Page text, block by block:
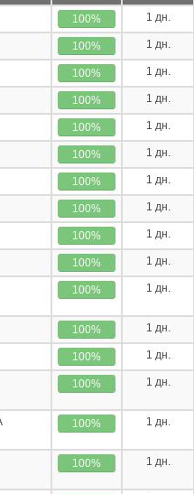
100% 1 дн.
100% 1 дн.
100% 1 дн.
100% 1 дн.
100% 1 дн.
100% 1 дн.
100% 1 дн.
100% 1 дн.
100% 1 дн.
100% 1 дн.
100% 1 дн.
100% 1 дн.
100% 1 дн.
100% 1 дн.
100% 1 дн.
100% 1 дн.